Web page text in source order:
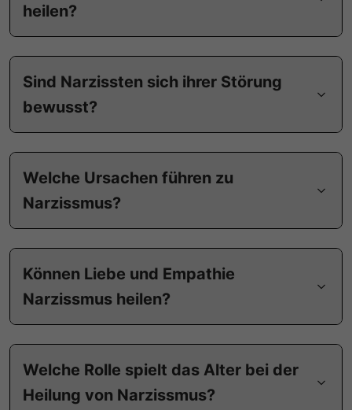
heilen?
Sind Narzissten sich ihrer Störung
bewusst?
Welche Ursachen führen zu
Narzissmus?
Können Liebe und Empathie
Narzissmus heilen?
Welche Rolle spielt das Alter bei der
Heilung von Narzissmus?